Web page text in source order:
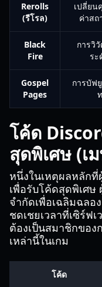
Rerolls
(รีโรล)
เปลี่ย
ค่าสถ
Black
Fire
การวิ
ระ
Gospel
Pages
การบัฟ
โค้ด
สุดพิเศษ (เ
หนึ่งในเหตุผลหลักที่
เพื่อรับโค้ดสุดพิเศ
จำกัดเพื่อเฉลิมฉลอ
ชดเชยเวลาที่เซิร์ฟ
ต้องเป็นสมาชิกของ
เหล่านี้ในเกม
โค้ด